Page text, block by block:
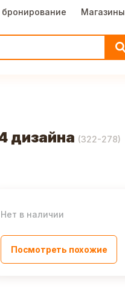
Магазины
дизайна (322-278)
Нет в наличии
Посмотреть похожие